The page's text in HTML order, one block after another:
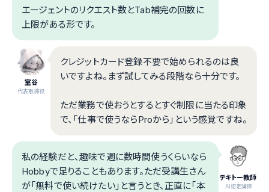
エージェントのリクエスト数とTab補完の回数に
上限がある形です。
室谷
代表取締役
クレジットカード登録不要で始められるのは良
いですよね。まず試してみる段階なら十分です。
ただ業務で使おうとするとすぐ制限に当たる印象
で、「仕事で使うならProから」という感覚ですね。
テキトー教師
.AI認定講師
私の経験だと、趣味で週に数時間使うくらいなら
Hobbyで足りることもあります。ただ受講生さん
が「無料で使い続けたい」と言うとき、正直に「本